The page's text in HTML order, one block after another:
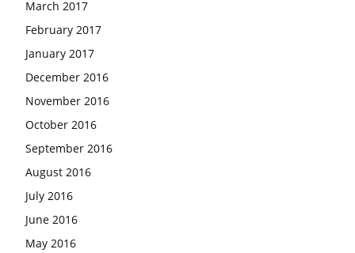
March 2017
February 2017
January 2017
December 2016
November 2016
October 2016
September 2016
August 2016
July 2016
June 2016
May 2016